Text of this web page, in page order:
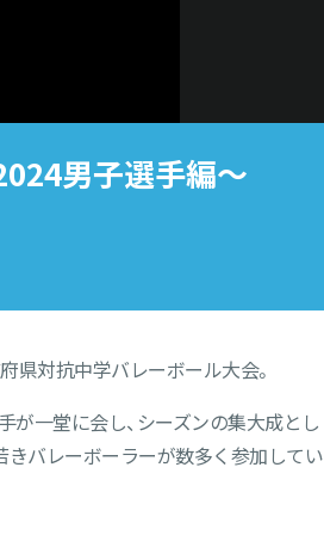
男子選手編〜
県対抗中学バレーボール大会。
一堂に会し、シーズンの集大成とし
きバレーボーラーが数多く参加してい